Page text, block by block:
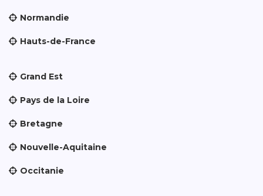
Normandie
Hauts-de-France
Grand Est
Pays de la Loire
Bretagne
Nouvelle-Aquitaine
Occitanie